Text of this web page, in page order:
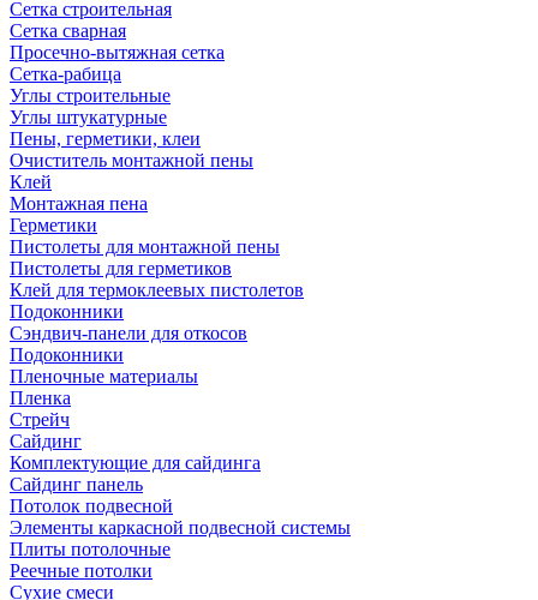
Сетка строительная
Сетка сварная
Просечно-вытяжная сетка
Сетка-рабица
Углы строительные
Углы штукатурные
Пены, герметики, клеи
Очиститель монтажной пены
Клей
Монтажная пена
Герметики
Пистолеты для монтажной пены
Пистолеты для герметиков
Клей для термоклеевых пистолетов
Подоконники
Сэндвич-панели для откосов
Подоконники
Пленочные материалы
Пленка
Стрейч
Сайдинг
Комплектующие для сайдинга
Сайдинг панель
Потолок подвесной
Элементы каркасной подвесной системы
Плиты потолочные
Реечные потолки
Сухие смеси